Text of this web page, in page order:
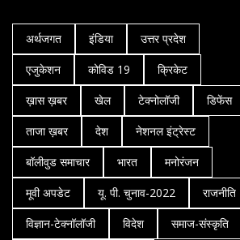
अर्थजगत इंडिया
उत्तर प्रदेश
एजुकेशन
कोविड 19
क्रिकेट
ख़ास ख़बर
खेल टेक्नोलॉजी
डिफेंस
ताजा ख़बर
देश
नेशनल इंट्रेस्ट
बॉलीवुड समाचार
भारत
मनोरंजन
मूवी अपडेट
यू. पी. चुनाव-2022
राजनीति
विज्ञान-टेक्नॉलॉजी
विदेश समाज-संस्कृति